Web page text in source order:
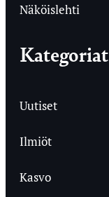
Näköislehti
Kategoriat
Uutiset
Ilmiöt
Kasvo